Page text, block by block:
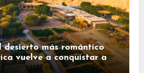
desierto más romántico
vuelve a conquistar a